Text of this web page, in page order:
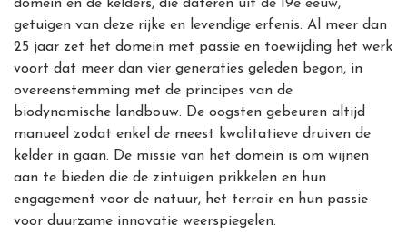
domein en de kelders, die dateren uit de 19e eeuw,
getuigen van deze rijke en levendige erfenis. Al meer dan
25 jaar zet het domein met passie en toewijding het werk
voort dat meer dan vier generaties geleden begon, in
overeenstemming met de principes van de
biodynamische landbouw. De oogsten gebeuren altijd
manueel zodat enkel de meest kwalitatieve druiven de
kelder in gaan. De missie van het domein is om wijnen
aan te bieden die de zintuigen prikkelen en hun
engagement voor de natuur, het terroir en hun passie
voor duurzame innovatie weerspiegelen.